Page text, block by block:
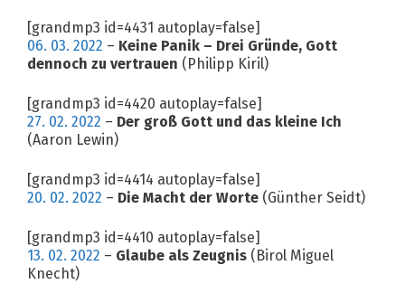
[grandmp3 id=4431 autoplay=false]
06. 03. 2022 – Keine Panik – Drei Gründe, Gott
dennoch zu vertrauen (Philipp Kiril)
[grandmp3 id=4420 autoplay=false]
27. 02. 2022 – Der groß Gott und das kleine Ich
(Aaron Lewin)
[grandmp3 id=4414 autoplay=false]
20. 02. 2022 – Die Macht der Worte (Günther Seidt)
[grandmp3 id=4410 autoplay=false]
13. 02. 2022 – Glaube als Zeugnis (Birol Miguel
Knecht)